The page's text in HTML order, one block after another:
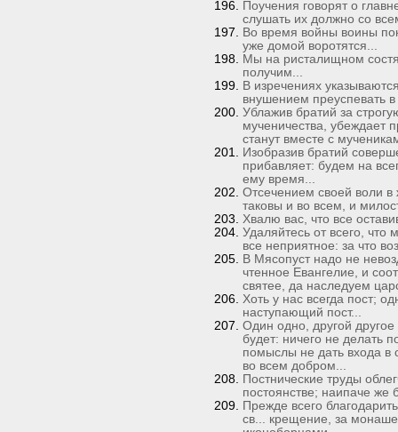
Поучения говорят о
слушать их должно со
Во время войны воины
уже домой воротятся...
Мы на ристалищном
получим...
В изречениях
внушением преуспевать
Ублажив братий за
мученичества, убеждает
станут вместе с
Изобразив братий
прибавляет: будем на
ему время...
Отсечением своей воли в
таковы и во всем, и
Хвалю вас, что все
Удаляйтесь от всего, что
все неприятное: за что
В Мясопуст надо не
чтенное Евангелие, и
святее, да наследуем
Хоть у нас всегда пост;
наступающий пост...
Один одно, другой
будет: ничего не делать
помыслы не дать входа в
во всем добром...
Постнические труды
постоянстве; наипаче же
Прежде всего
св... крещение, за